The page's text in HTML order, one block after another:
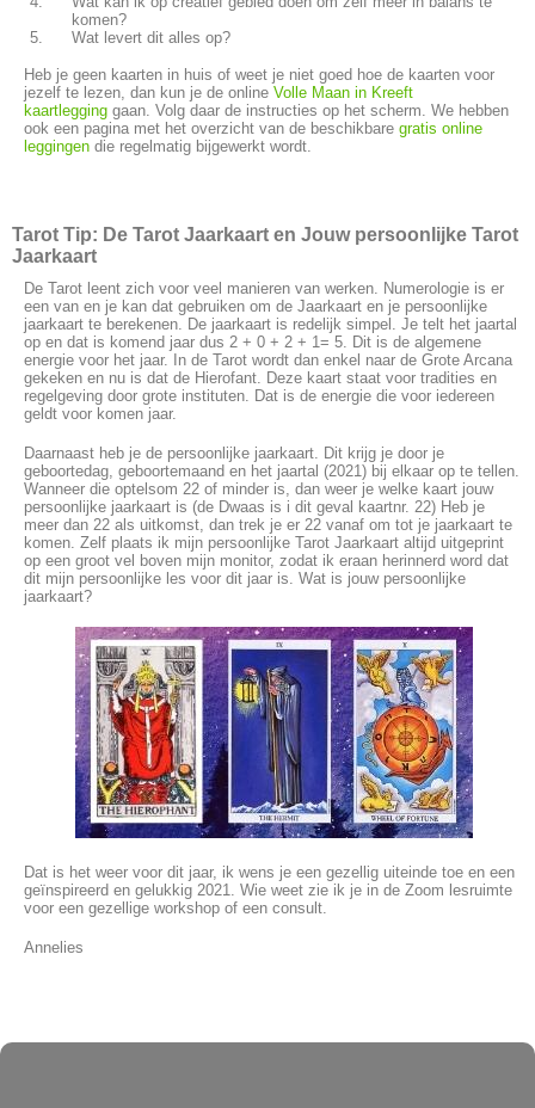
komen?
Wat levert dit alles op?
Heb je geen kaarten in huis of weet je niet goed hoe de kaarten voor
jezelf te lezen, dan kun je de online Volle Maan in Kreeft
kaartlegging gaan. Volg daar de instructies op het scherm. We hebben
ook een pagina met het overzicht van de beschikbare gratis online
leggingen die regelmatig bijgewerkt wordt.
Tarot Tip: De Tarot Jaarkaart en Jouw persoonlijke Tarot
Jaarkaart
De Tarot leent zich voor veel manieren van werken. Numerologie is er
een van en je kan dat gebruiken om de Jaarkaart en je persoonlijke
jaarkaart te berekenen. De jaarkaart is redelijk simpel. Je telt het jaartal
op en dat is komend jaar dus 2 + 0 + 2 + 1= 5. Dit is de algemene
energie voor het jaar. In de Tarot wordt dan enkel naar de Grote Arcana
gekeken en nu is dat de Hierofant. Deze kaart staat voor tradities en
regelgeving door grote instituten. Dat is de energie die voor iedereen
geldt voor komen jaar.
Daarnaast heb je de persoonlijke jaarkaart. Dit krijg je door je
geboortedag, geboortemaand en het jaartal (2021) bij elkaar op te tellen.
Wanneer die optelsom 22 of minder is, dan weer je welke kaart jouw
persoonlijke jaarkaart is (de Dwaas is i dit geval kaartnr. 22) Heb je
meer dan 22 als uitkomst, dan trek je er 22 vanaf om tot je jaarkaart te
komen. Zelf plaats ik mijn persoonlijke Tarot Jaarkaart altijd uitgeprint
op een groot vel boven mijn monitor, zodat ik eraan herinnerd word dat
dit mijn persoonlijke les voor dit jaar is. Wat is jouw persoonlijke
jaarkaart?
Dat is het weer voor dit jaar, ik wens je een gezellig uiteinde toe en een
geïnspireerd en gelukkig 2021. Wie weet zie ik je in de Zoom lesruimte
voor een gezellige workshop of een consult.
Annelies